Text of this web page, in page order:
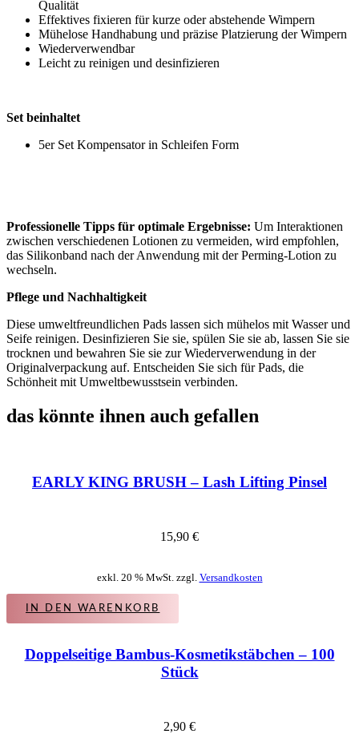
Qualität
Effektives fixieren für kurze oder abstehende Wimpern
Mühelose Handhabung und präzise Platzierung der Wimpern
Wiederverwendbar
Leicht zu reinigen und desinfizieren
Set beinhaltet
5er Set Kompensator in Schleifen Form
Professionelle Tipps für optimale Ergebnisse: Um Interaktionen
zwischen verschiedenen Lotionen zu vermeiden, wird empfohlen,
das Silikonband nach der Anwendung mit der Perming-Lotion zu
wechseln.
Pflege und Nachhaltigkeit
Diese umweltfreundlichen Pads lassen sich mühelos mit Wasser und
Seife reinigen. Desinfizieren Sie sie, spülen Sie sie ab, lassen Sie sie
trocknen und bewahren Sie sie zur Wiederverwendung in der
Originalverpackung auf. Entscheiden Sie sich für Pads, die
Schönheit mit Umweltbewusstsein verbinden.
das könnte ihnen auch gefallen
EARLY KING BRUSH – Lash Lifting Pinsel
15,90 €
exkl. 20 % MwSt. zzgl. Versandkosten
IN DEN WARENKORB
Doppelseitige Bambus-Kosmetikstäbchen – 100
Stück
2,90 €